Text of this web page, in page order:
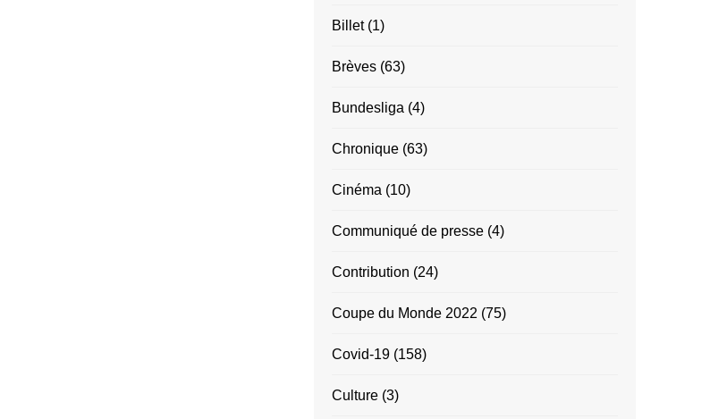
Billet(1)
Brèves (63)
Bundesliga (4)
Chronique (63)
Cinéma (10)
Communiqué de presse (4)
Contribution (24)
Coupe du Monde 2022 (75)
Covid-19 (158)
Culture (3)